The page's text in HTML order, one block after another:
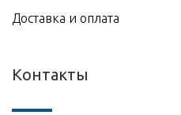
Доставка и оплата
Контакты